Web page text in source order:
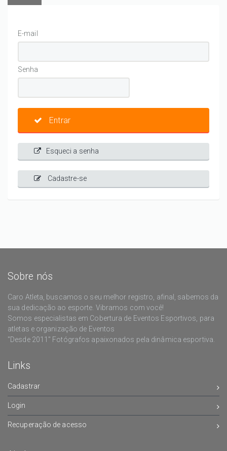
E-mail
Senha
Entrar
Esqueci a senha
Cadastre-se
Sobre nós
Caro Atleta, buscamos o seu melhor registro, afinal, sabemos da
sua dedicação ao esporte. Vibramos com você!
Somos especialistas em Cobertura de Eventos Esportivos, para
atletas e organização de Eventos
"Desde 2011" Fotógrafos apaixonados pela dinâmica esportiva.
Links
Cadastrar
Login
Recuperação de acesso